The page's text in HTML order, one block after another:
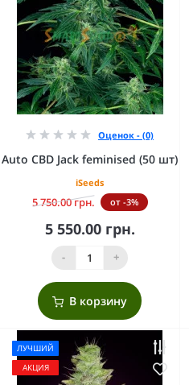
Оценок - (0)
Auto CBD Jack feminised (50 шт)
iSeeds
5 750.00 грн. от -3%
5 550.00 грн.
- +
В корзину
ЛУЧШИЙ
АКЦИЯ